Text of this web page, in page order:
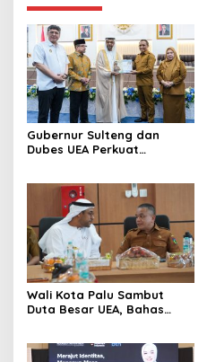
Gubernur Sulteng dan
Dubes UEA Perkuat
Wali Kota Palu Sambut
Duta Besar UEA, Bahas